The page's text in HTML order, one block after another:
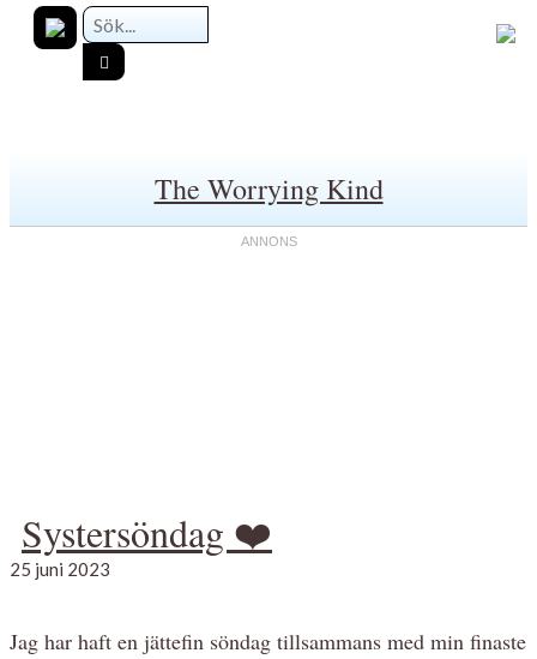
The Worrying Kind
Systersöndag ❤️
25 juni 2023
Jag har haft en jättefin söndag tillsammans med min finaste